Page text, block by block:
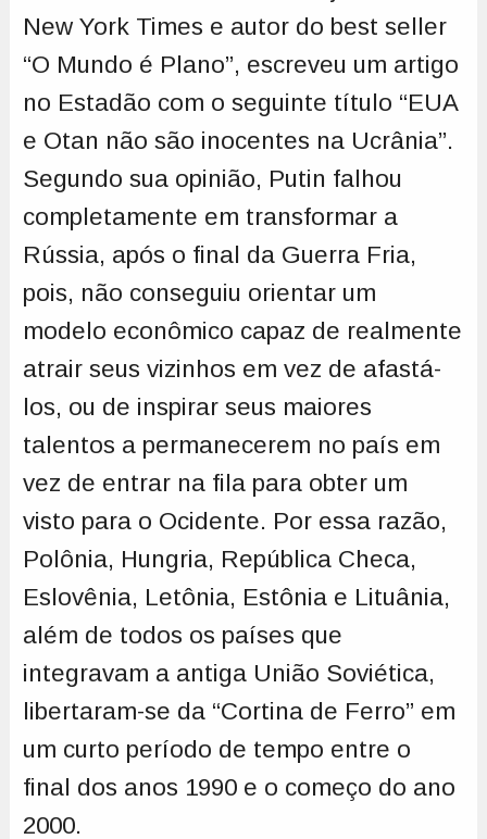
New York Times e autor do best seller
“O Mundo é Plano”, escreveu um artigo
no Estadão com o seguinte título “EUA
e Otan não são inocentes na Ucrânia”.
Segundo sua opinião, Putin falhou
completamente em transformar a
Rússia, após o final da Guerra Fria,
pois, não conseguiu orientar um
modelo econômico capaz de realmente
atrair seus vizinhos em vez de afastá-
los, ou de inspirar seus maiores
talentos a permanecerem no país em
vez de entrar na fila para obter um
visto para o Ocidente. Por essa razão,
Polônia, Hungria, República Checa,
Eslovênia, Letônia, Estônia e Lituânia,
além de todos os países que
integravam a antiga União Soviética,
libertaram-se da “Cortina de Ferro” em
um curto período de tempo entre o
final dos anos 1990 e o começo do ano
2000.